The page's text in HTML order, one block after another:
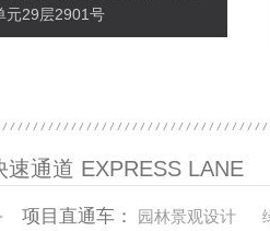
元29层2901号
速通道 EXPRESS LANE
项目直通车： 园林景观设计